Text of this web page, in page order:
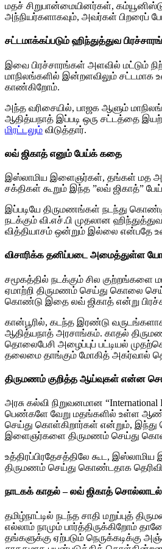
மதச் சிறுபான்மையினர்கள்,
அந்நியர்களாகவும், அவர்கள் பிறரைப்
சட்டமாக்கப்படும் ஹிந்துத்துவ
இவை பிரச்சாரங்கள் அளவில் மட்டும்
மாநிலங்களில் இன்றளவிலும் சட்டமாக
காண்கிறோம்.
அந்த வரிசையில், பாஜக ஆளும்
ஆதித்யநாத் இப்படி ஒரு சட்டத்தை
மிரட்டலும் விடுத்தார்.
லவ் ஜிகாத் எனும் பேய்க் கதை
இஸ்லாமிய இளைஞர்கள், தங்கள் மத
சக்திகள் கூறும் இந்த ”லவ் ஜிகாத்”
இப்படியே திருமணங்கள் நடந்து
நடக்கும் வி.எச்.பி முதலான
வித்தியாசம் ஒன்றும் இல்லை என்பதே
விசாரிக்க தனிப்படை அமைத்துள்ள
சமூகத்தில் நடக்கும் சில குற்றங்களை
ஏமாற்றி திருமணம் செய்து கொலை
கொண்டு இதை லவ் ஜிகாத் என்று
கான்பூரில், கடந்த இரண்டு
ஆதித்யநாத் அரசாங்கம். காதல்
தொலைபேசி அழைப்புப் பட்டியல்
தலைமை தாங்கும் மோகித் அகர்வால்
திருமணம் குறித்த ஆய்வுகள் என்ன
அரசு கல்வி நிறுவனமான
பெண்களே வேறு மதங்களில் உள்ள
செய்து கொள்கிறார்கள் என்றும்,
இளைஞர்களை திருமணம் செய்து
உத்திரப்பிரதேசத்திலே கூட,
திருமணம் செய்து கொண்டதாக
நாடகக் காதல் – லவ் ஜிகாத்
தமிழ்நாட்டில் நடந்த சாதி மறுப்புத்
எல்லாம் நாமும் பார்த்திருக்கிறோம்
தங்களுக்கு ஏற்படும் நெருக்கடிக்கு